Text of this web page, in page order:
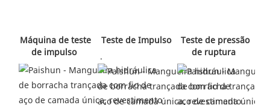
de impulso
Teste de Impulso
.
de ruptura